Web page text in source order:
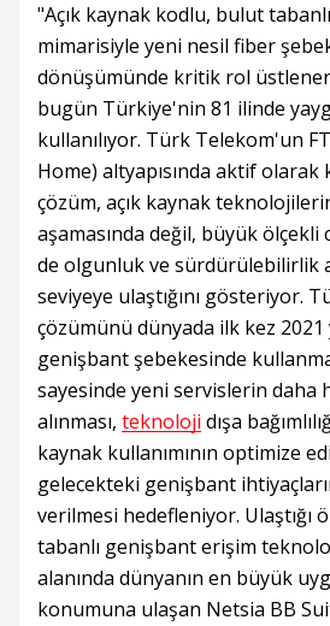
"Açık kaynak kodlu, bulut
mimarisiyle yeni nesil fiber
dönüşümünde kritik rol
bugün Türkiye'nin 81 ilinde
kullanılıyor. Türk Telekom'un
Home) altyapısında aktif olarak
çözüm, açık kaynak
aşamasında değil, büyük ölçekli
de olgunluk ve sürdürülebilirlik
seviyeye ulaştığını gösteriyor.
çözümünü dünyada ilk kez 2021
genişbant şebekesinde
sayesinde yeni servislerin daha
alınması, teknoloji dışa
kaynak kullanımının optimize
gelecekteki genişbant
verilmesi hedefleniyor. Ulaştığı
tabanlı genişbant erişim
alanında dünyanın en büyük
konumuna ulaşan Netsia BB